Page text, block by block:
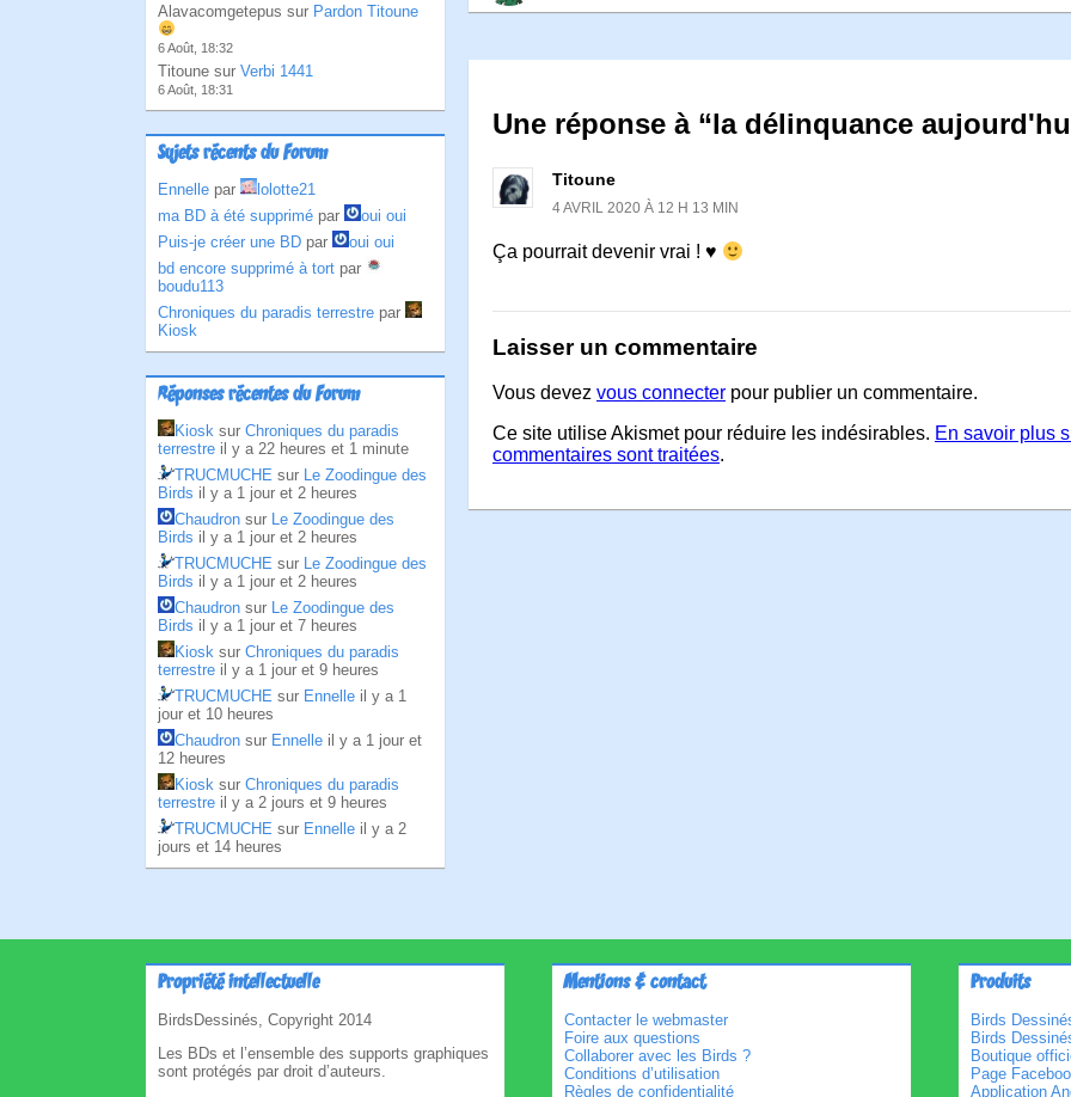
Alavacomgetepus sur Pardon Titoune
6 Août, 18:32
Titoune sur Verbi 1441
6 Août, 18:31
Sujets récents du Forum
Ennelle par
lolotte21
ma BD à été supprimé par
oui oui
Puis-je créer une BD par
oui oui
bd encore supprimé à tort par
boudu113
Chroniques du paradis terrestre par
Kiosk
Réponses récentes du Forum
Kiosk sur Chroniques du paradis
terrestre il y a 22 heures et 1 minute
TRUCMUCHE sur Le Zoodingue des
Birds il y a 1 jour et 2 heures
Chaudron sur Le Zoodingue des
Birds il y a 1 jour et 2 heures
TRUCMUCHE sur Le Zoodingue des
Birds il y a 1 jour et 2 heures
Chaudron sur Le Zoodingue des
Birds il y a 1 jour et 7 heures
Kiosk sur Chroniques du paradis
terrestre il y a 1 jour et 9 heures
TRUCMUCHE sur Ennelle il y a 1
jour et 10 heures
Chaudron sur Ennelle il y a 1 jour et
12 heures
Kiosk sur Chroniques du paradis
terrestre il y a 2 jours et 9 heures
TRUCMUCHE sur Ennelle il y a 2
jours et 14 heures
Une réponse à “la délinquance
Titoune
4 AVRIL 2020 À 12 H 13 MIN
Ça pourrait devenir vrai ! ♥
Laisser un commentaire
Vous devez vous connecter pour publier un commentaire.
Ce site utilise Akismet pour réduire les indésirables. En savoir plus
commentaires sont traitées.
Propriété intellectuelle
BirdsDessinés, Copyright 2014
Les BDs et l’ensemble des supports graphiques
sont protégés par droit d’auteurs.
Mentions & contact
Contacter le webmaster
Foire aux questions
Collaborer avec les Birds ?
Conditions d’utilisation
Règles de confidentialité
Produits
Birds
Birds
Boutique
Page
Application